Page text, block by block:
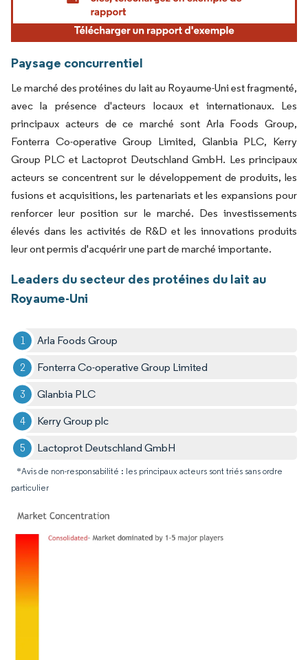
Paysage concurrentiel
Le marché des protéines du lait au Royaume-Uni est fragmenté,
avec la présence d'acteurs locaux et internationaux. Les
principaux acteurs de ce marché sont Arla Foods Group,
Fonterra Co-operative Group Limited, Glanbia PLC, Kerry
Group PLC et Lactoprot Deutschland GmbH. Les principaux
acteurs se concentrent sur le développement de produits, les
fusions et acquisitions, les partenariats et les expansions pour
renforcer leur position sur le marché. Des investissements
élevés dans les activités de R&D et les innovations produits
leur ont permis d'acquérir une part de marché importante.
Leaders du secteur des protéines du lait au
Royaume-Uni
Arla Foods Group
Fonterra Co-operative Group Limited
Glanbia PLC
Kerry Group plc
Lactoprot Deutschland GmbH
*Avis de non-responsabilité : les principaux acteurs sont triés sans ordre
particulier